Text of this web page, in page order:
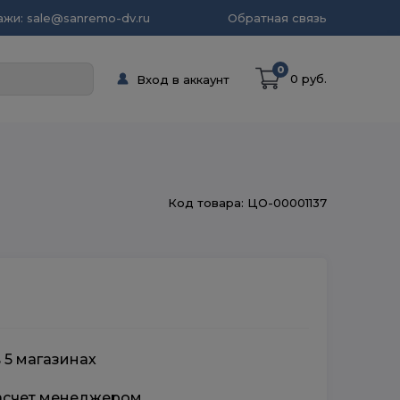
sale@sanremo-dv.ru Обратная связь
Вход в аккаунт
0
0 руб.
Код товара: ЦО-00001137
магазинах